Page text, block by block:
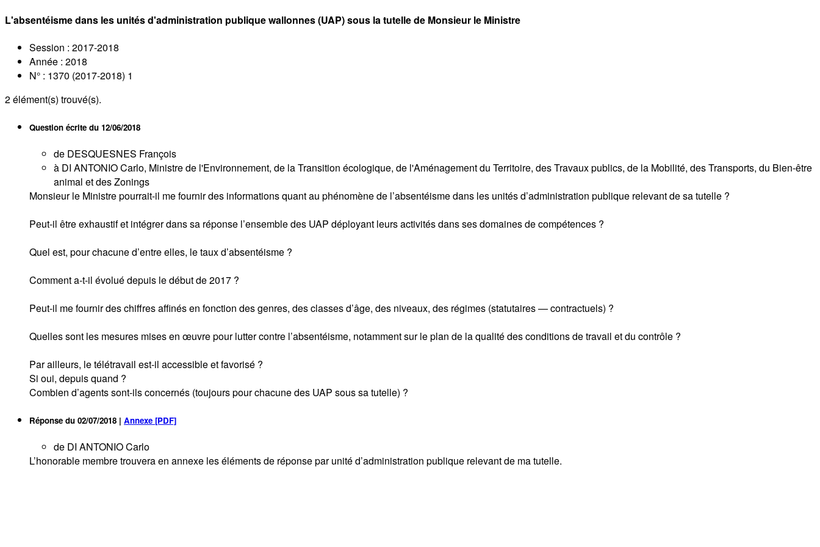
L'absentéisme dans les unités d'administration publique wallonnes (UAP) sous la tutelle de Monsieur le Ministre
Session : 2017-2018
Année : 2018
N° : 1370 (2017-2018) 1
2élément(s) trouvé(s).
Question écrite du 12/06/2018
de DESQUESNES François
à DI ANTONIO Carlo, Ministre de l'Environnement, de la Transition écologique, de l'Aménagement du Territoire, des Travaux publics, de la Mobilité, des Transports, du Bien-être
animal et des Zonings
Monsieur le Ministre pourrait-il me fournir des informations quant au phénomène de l’absentéisme dans les unités d’administration publique relevant de sa tutelle ?
Peut-il être exhaustif et intégrer dans sa réponse l’ensemble des UAP déployant leurs activités dans ses domaines de compétences ?
Quel est, pour chacune d’entre elles, le taux d’absentéisme ?
Comment a-t-il évolué depuis le début de 2017 ?
Peut-il me fournir des chiffres affinés en fonction des genres, des classes d’âge, des niveaux, des régimes (statutaires — contractuels) ?
Quelles sont les mesures mises en œuvre pour lutter contre l’absentéisme, notamment sur le plan de la qualité des conditions de travail et du contrôle ?
Par ailleurs, le télétravail est-il accessible et favorisé ?
Si oui, depuis quand ?
Combien d’agents sont-ils concernés (toujours pour chacune des UAP sous sa tutelle) ?
Réponse du 02/07/2018 | Annexe [PDF]
de DI ANTONIO Carlo
L’honorable membre trouvera en annexe les éléments de réponse par unité d’administration publique relevant de ma tutelle.